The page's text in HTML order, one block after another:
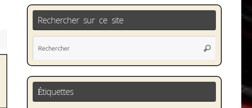
Rechercher sur ce site
:
Rechercher
Étiquettes